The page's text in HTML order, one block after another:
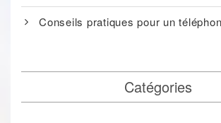
Conseils pratiques pour un
Catégories